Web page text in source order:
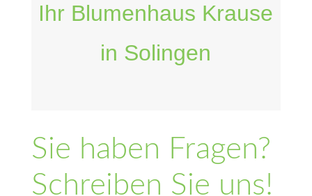
Ihr Blumenhaus Krause
in Solingen
Sie haben Fragen?
Schreiben Sie uns!